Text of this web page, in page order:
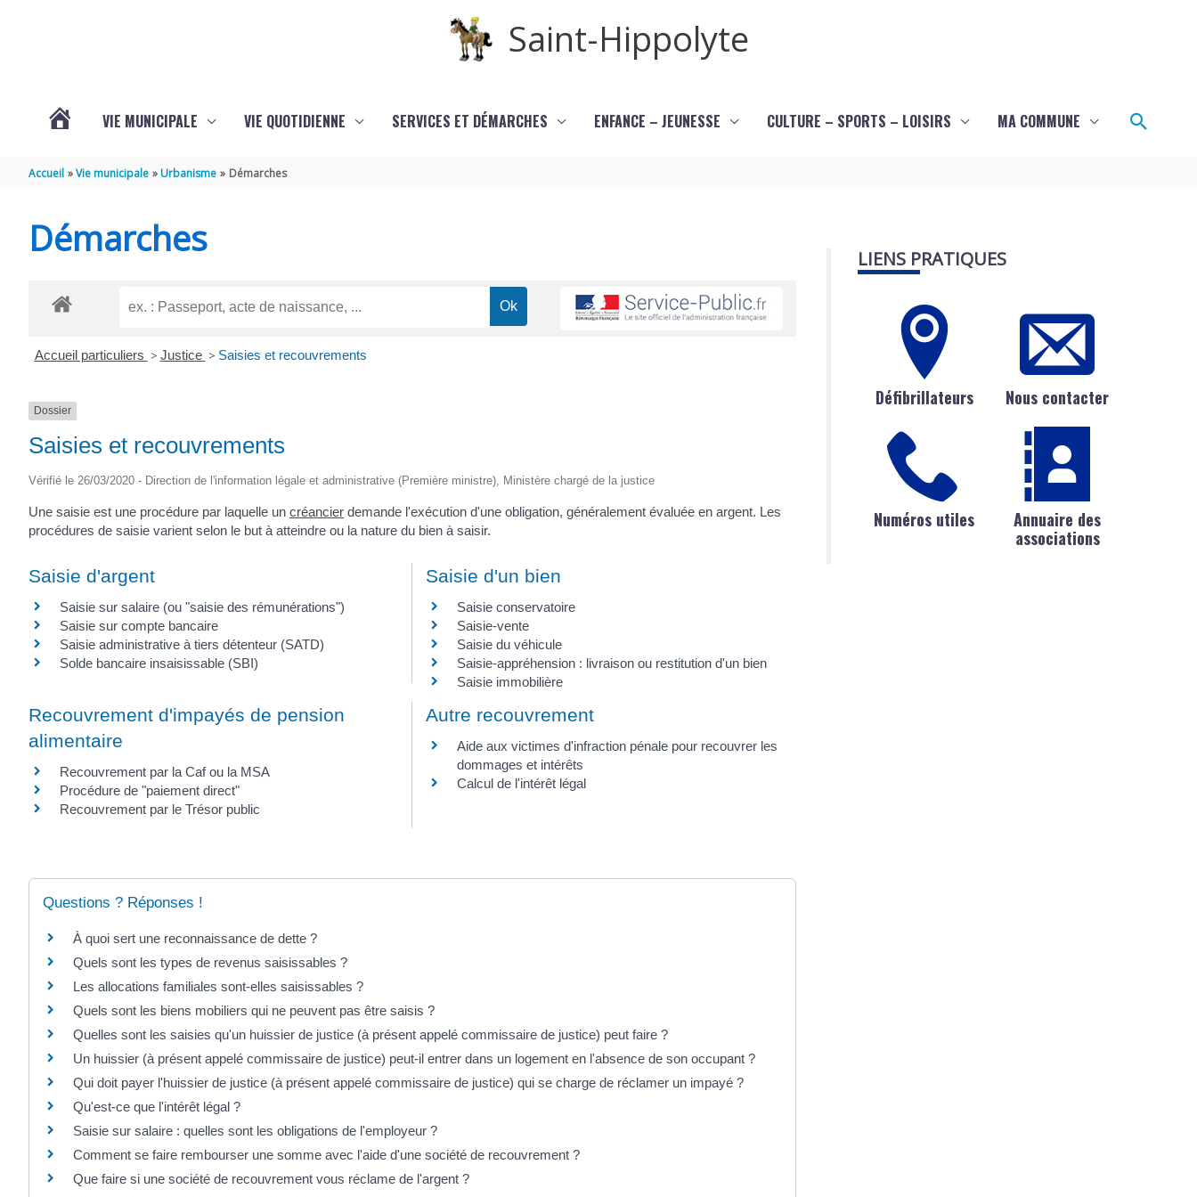
Saint-Hippolyte
SAINT-
(17430)
VIE MUNICIPALE VIE QUOTIDIENNE SERVICES ET DÉMARCHES ENFANCE – JEUNESSE CULTURE – SPORTS – LOISIRS MA COMMUNE
Accueil Vie municipale Urbanisme Démarches
Démarches
Accueil particuliers > Justice > Saisies et recouvrements
Dossier
Saisies et recouvrements
Vérifié le 26/03/2020 - Direction de l'information légale et administrative (Première ministre), Ministère chargé de la justice
Une saisie est une procédure par laquelle un créancier demande l'exécution d'une obligation, généralement évaluée en argent. Les
procédures de saisie varient selon le but à atteindre ou la nature du bien à saisir.
Saisie d'argent
Saisie sur salaire (ou "saisie des rémunérations")
Saisie sur compte bancaire
Saisie administrative à tiers détenteur (SATD)
Solde bancaire insaisissable (SBI)
Saisie d'un bien
Saisie conservatoire
Saisie-vente
Saisie du véhicule
Saisie-appréhension : livraison ou restitution d'un bien
Saisie immobilière
Recouvrement d'impayés de pension
alimentaire
Recouvrement par la Caf ou la MSA
Procédure de "paiement direct"
Recouvrement par le Trésor public
Autre recouvrement
Aide aux victimes d'infraction pénale pour recouvrer les
dommages et intérêts
Calcul de l'intérêt légal
Questions ? Réponses !
À quoi sert une reconnaissance de dette ?
Quels sont les types de revenus saisissables ?
Les allocations familiales sont-elles saisissables ?
Quels sont les biens mobiliers qui ne peuvent pas être saisis ?
Quelles sont les saisies qu'un huissier de justice (à présent appelé commissaire de justice) peut faire ?
Un huissier (à présent appelé commissaire de justice) peut-il entrer dans un logement en l'absence de son occupant ?
Qui doit payer l'huissier de justice (à présent appelé commissaire de justice) qui se charge de réclamer un impayé ?
Qu'est-ce que l'intérêt légal ?
Saisie sur salaire : quelles sont les obligations de l'employeur ?
Comment se faire rembourser une somme avec l'aide d'une société de recouvrement ?
Que faire si une société de recouvrement vous réclame de l'argent ?
LIENS PRATIQUES
Défibrillateurs Nous contacter
Numéros utiles
Annuaire des
associations